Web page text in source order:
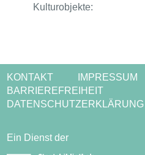
Kulturobjekte:
KONTAKT
IMPRESSUM
BARRIEREFREIHEIT
DATENSCHUTZERKLÄRUNG
Ein Dienst der